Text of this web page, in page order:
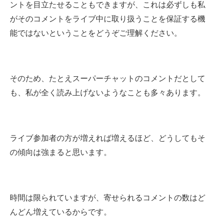
ントを目立たせることもできますが、これは必ずしも私
がそのコメントをライブ中に取り扱うことを保証する機
能ではないということをどうぞご理解ください。
そのため、たとえスーパーチャットのコメントだとして
も、私が全く読み上げないようなことも多々あります。
ライブ参加者の方が増えれば増えるほど、どうしてもそ
の傾向は強まると思います。
時間は限られていますが、寄せられるコメントの数はど
んどん増えているからです。